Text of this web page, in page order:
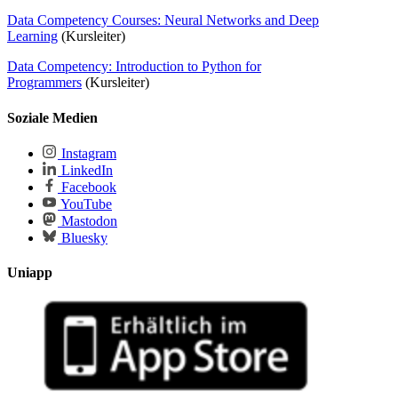
Data Competency Courses: Neural Networks and Deep
Learning (Kursleiter)
Data Competency: Introduction to Python for
Programmers (Kursleiter)
Soziale Medien
Instagram
LinkedIn
Facebook
YouTube
Mastodon
Bluesky
Uniapp